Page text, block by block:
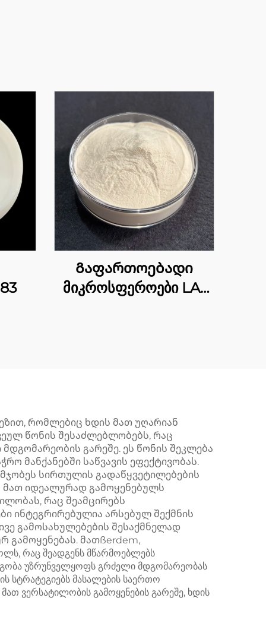
Გაფართოებადი
მიკროსფეროები LA-
რომლებიც ხდის მათ უღარიან
წონის შესაძლებლობებს, რაც
გარეშე. ეს წონის შეკლება
მანქანებში საწვავის ეფექტივობას.
სირთულის გადაწყვეტილებების
მათ იდეალურად გამოყენებულს
რაც შეამცირებს
ინტეგრირებულია არსებულ შექმნის
გამოსახულებების შესაქმნელად
გამოყენებას. მათßerdem,
რაც შეადგენს მწარმოებლებს
უზრუნველყოფს გრძელი მდგომარეობას
სტრატეგიებს მასალების საერთო
ვერსატილობის გამოყენების გარეშე, ხდის